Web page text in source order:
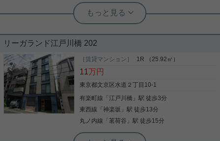
いたします。お気軽に当社へご連絡下さい。
実用春日ホーム 茗荷谷店 堀田枝里
新築2LDK☆敷金・礼金ゼロ！
☆ オートロックありでセキュリティ面は安心！ 全室
エアコン完備！ 追焚機能やネット無料等、室内設備
も充実です！ ペットの飼育もご相談可能となってお
ります☆ （敷金積み増しとなります。） お気軽にお
気軽にどうぞ★ 実用春日ホーム株式会社 茗荷谷店
TEL：03-6902-5021
写真(9)
リーガランド江戸川橋 202
［賃貸マンション］ 1R （25.92㎡）
11万円
東京都文京区水道２丁目10-1
有楽町線 「江戸川橋 」駅 徒歩3分
東西線 「神楽坂 」駅 徒歩13分
丸ノ内線 「茗荷谷 」駅 徒歩15分
実用春日ホーム 小石川店 谷口淳